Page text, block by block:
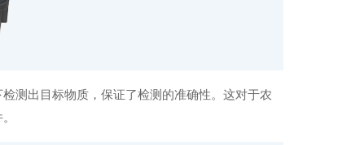
测出目标物质，保证了检测的准确性。这对于农